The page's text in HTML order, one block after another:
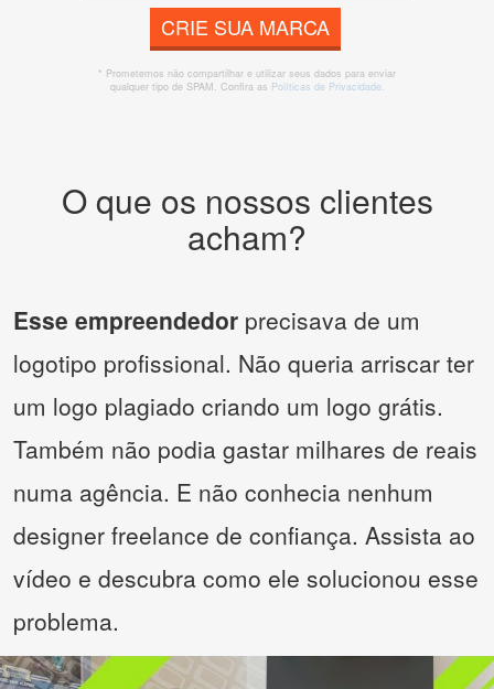
CRIE SUA MARCA
* Prometemos não compartilhar e utilizar seus dados para enviar
qualquer tipo de SPAM. Confira as Políticas de Privacidade.
O que os nossos clientes
acham?
Esse empreendedor precisava de um
logotipo profissional. Não queria arriscar ter
um logo plagiado criando um logo grátis.
Também não podia gastar milhares de reais
numa agência. E não conhecia nenhum
designer freelance de confiança. Assista ao
vídeo e descubra como ele solucionou esse
problema.